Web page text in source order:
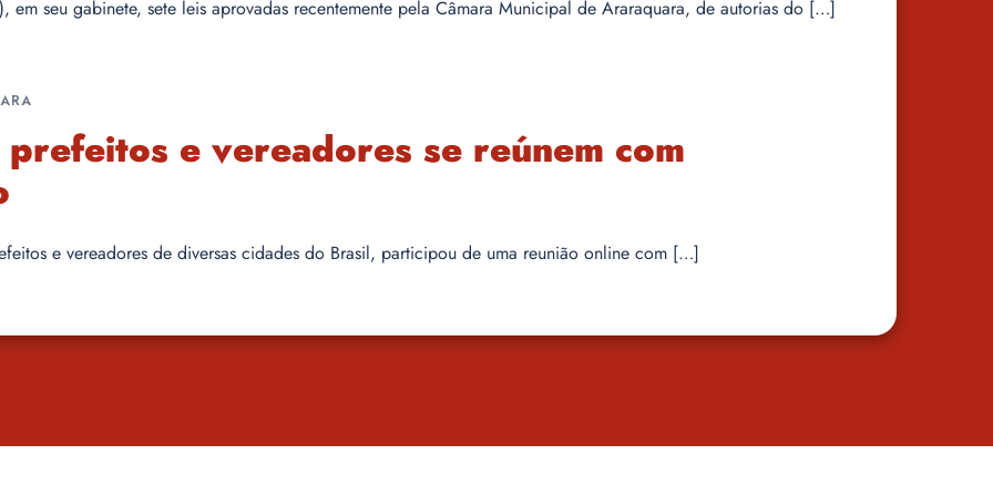
em seu gabinete, sete leis aprovadas recentemente pela Câmara Municipal de Araraquara, de autorias do […]
e vereadores se reúnem com
e vereadores de diversas cidades do Brasil, participou de uma reunião online com […]